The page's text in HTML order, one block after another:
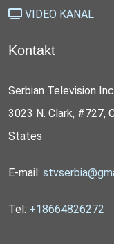
VIDEO KANAL
Kontakt
Serbian Television Inc
3023 N. Clark, #727,
States
E-mail:
Tel: +18664826272